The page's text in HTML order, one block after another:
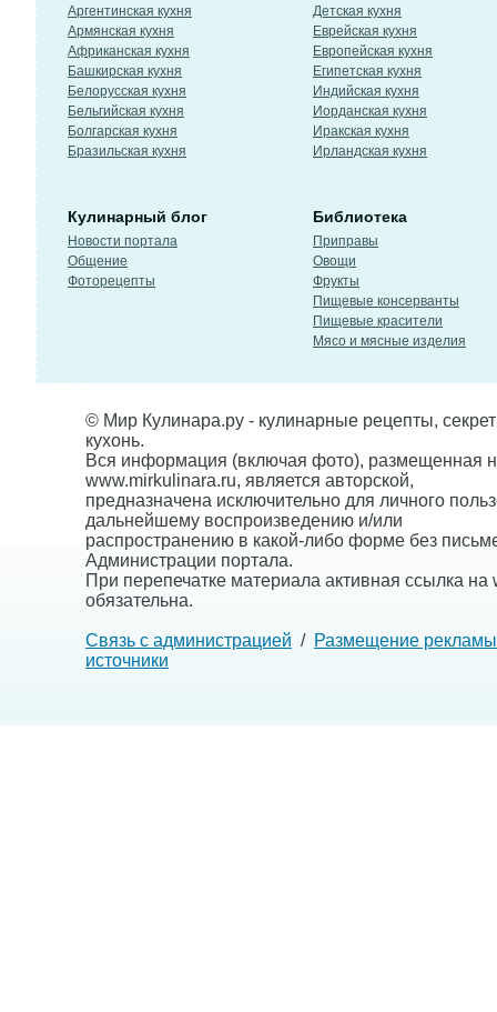
Аргентинская кухня
Армянская кухня
Африканская кухня
Башкирская кухня
Белорусская кухня
Бельгийская кухня
Болгарская кухня
Бразильская кухня
Детская кухня
Еврейская кухня
Европейская кухня
Египетская кухня
Индийская кухня
Иорданская кухня
Иракская кухня
Ирландская кухня
Кулинарный блог
Новости портала
Общение
Фоторецепты
Библиотека
Приправы
Овощи
Фрукты
Пищевые консерванты
Пищевые красители
Мясо и мясные изделия
© Мир Кулинара.ру - кулинарные рецепты,
кухонь.
Вся информация (включая фото), размещенная
www.mirkulinara.ru, является авторской,
предназначена исключительно для личного
дальнейшему воспроизведению и/или
распространению в какой-либо форме без
Администрации портала.
При перепечатке материала активная ссылка на
обязательна.
Связь с администрацией / Размещение рекламы
источники